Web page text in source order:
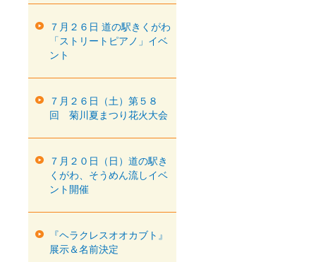
７月２６日 道の駅きくがわ
「ストリートピアノ」イベ
ント
７月２６日（土）第５８
回 菊川夏まつり花火大会
７月２０日（日）道の駅き
くがわ、そうめん流しイベ
ント開催
『ヘラクレスオオカブト』
展示＆名前決定